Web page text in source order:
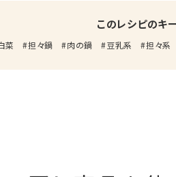
このレシピのキ
菜 担々鍋 肉の鍋 豆乳系 担々系